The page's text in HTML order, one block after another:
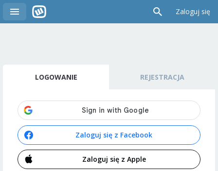
Zaloguj się
LOGOWANIE REJESTRACJA
Zaloguj się z Facebook
Zaloguj się z Apple